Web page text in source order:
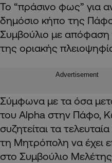
Το “πράσινο φως” για
δημόσιο κήπο της
Συμβούλιο με απόφαση
της οριακής
Advertisement
Σύμφωνα με τα όσα
του Alpha στην Πάφο,
συζητείται τα
τη Μητρόπολη να έχει
στο Συμβούλιο